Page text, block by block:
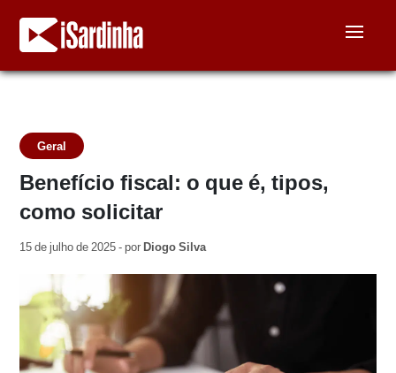
Geral
Benefício fiscal: o que é, tipos,
como solicitar
15 de julho de 2025 - por Diogo Silva